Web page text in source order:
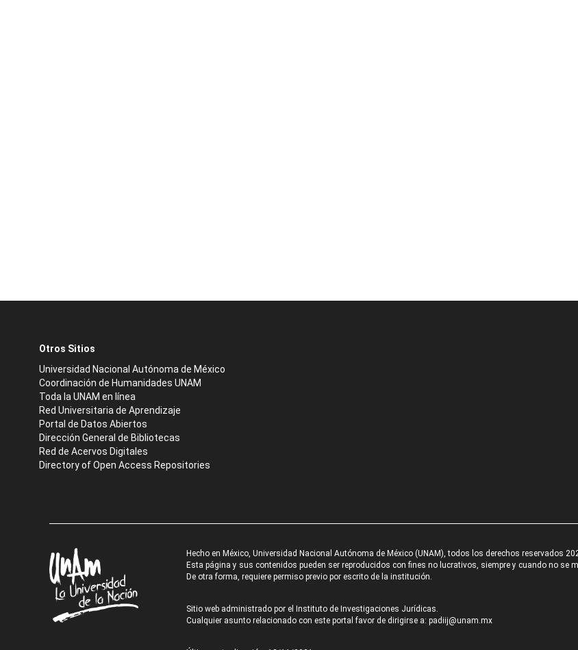
Otros Sitios
Universidad Nacional Autónoma de México
Coordinación de Humanidades UNAM
Toda la UNAM en línea
Red Universitaria de Aprendizaje
Portal de Datos Abiertos
Dirección General de Bibliotecas
Red de Acervos Digitales
Directory of Open Access Repositories
Hecho en México, Universidad Nacional Autónoma de México (UNAM), todos los derechos reservados
Esta página y sus contenidos pueden ser reproducidos con fines no lucrativos, siempre y cuando no se
De otra forma, requiere permiso previo por escrito de la institución.
Sitio web administrado por el Instituto de Investigaciones Jurídicas.
Cualquier asunto relacionado con este portal favor de dirigirse a: padiij@unam.mx